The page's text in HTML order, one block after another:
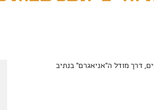
דרך מודל ה״אניאגרם״ בנתיב